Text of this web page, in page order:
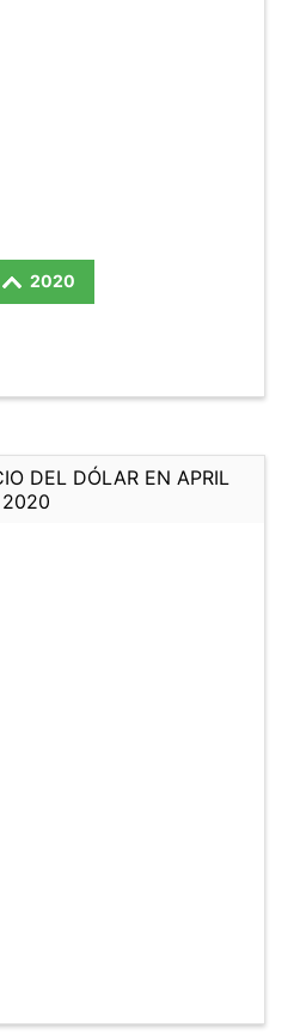
2020
DEL DÓLAR EN APRIL
2020